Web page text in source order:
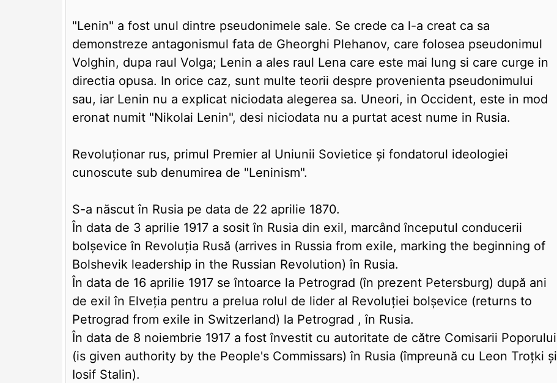
"Lenin" a fost unul dintre pseudonimele sale. Se crede ca l-a creat ca sa
demonstreze antagonismul fata de Gheorghi Plehanov, care folosea pseudonimul
Volghin, dupa raul Volga; Lenin a ales raul Lena care este mai lung si care curge in
directia opusa. In orice caz, sunt multe teorii despre provenienta pseudonimului
sau, iar Lenin nu a explicat niciodata alegerea sa. Uneori, in Occident, este in mod
eronat numit "Nikolai Lenin", desi niciodata nu a purtat acest nume in Rusia.
Revoluționar rus, primul Premier al Uniunii Sovietice și fondatorul ideologiei
cunoscute sub denumirea de "Leninism".
S-a născut în Rusia pe data de 22 aprilie 1870.
În data de 3 aprilie 1917 a sosit în Rusia din exil, marcând începutul conducerii
bolşevice în Revoluţia Rusă (arrives in Russia from exile, marking the beginning of
Bolshevik leadership in the Russian Revolution) în Rusia.
În data de 16 aprilie 1917 se întoarce la Petrograd (în prezent Petersburg) după ani
de exil în Elveţia pentru a prelua rolul de lider al Revoluţiei bolşevice (returns to
Petrograd from exile in Switzerland) la Petrograd , în Rusia.
În data de 8 noiembrie 1917 a fost învestit cu autoritate de către Comisarii Poporului
(is given authority by the People's Commissars) în Rusia (împreună cu Leon Troţki şi
Iosif Stalin).